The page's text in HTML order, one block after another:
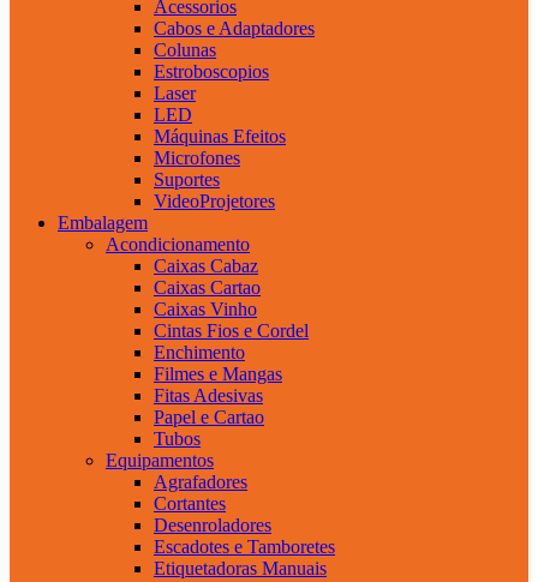
Acessorios
Cabos e Adaptadores
Colunas
Estroboscopios
Laser
LED
Máquinas Efeitos
Microfones
Suportes
VideoProjetores
Embalagem
Acondicionamento
Caixas Cabaz
Caixas Cartao
Caixas Vinho
Cintas Fios e Cordel
Enchimento
Filmes e Mangas
Fitas Adesivas
Papel e Cartao
Tubos
Equipamentos
Agrafadores
Cortantes
Desenroladores
Escadotes e Tamboretes
Etiquetadoras Manuais